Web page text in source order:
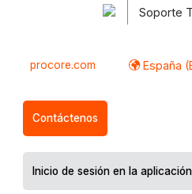
Soporte
procore.com España
Contáctenos
Inicio de sesión en la